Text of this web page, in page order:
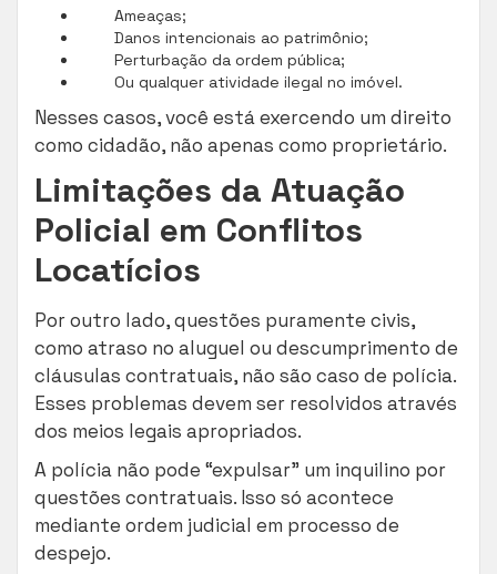
Ameaças;
Danos intencionais ao patrimônio;
Perturbação da ordem pública;
Ou qualquer atividade ilegal no imóvel.
Nesses casos, você está exercendo um direito
como cidadão, não apenas como proprietário.
Limitações da Atuação
Policial em Conflitos
Locatícios
Por outro lado, questões puramente civis,
como atraso no aluguel ou descumprimento de
cláusulas contratuais, não são caso de polícia.
Esses problemas devem ser resolvidos através
dos meios legais apropriados.
A polícia não pode “expulsar” um inquilino por
questões contratuais. Isso só acontece
mediante ordem judicial em processo de
despejo.